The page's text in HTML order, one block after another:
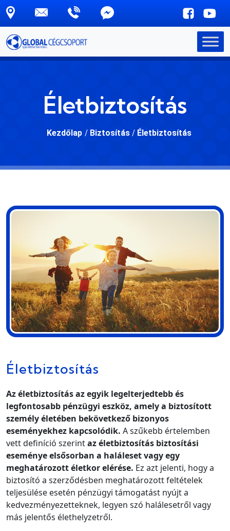
Skip to main content
Életbiztosítás
Kezdőlap / Biztosítás / Életbiztosítás
Életbiztosítás
Az életbiztosítás az egyik legelterjedtebb és
legfontosabb pénzügyi eszköz, amely a biztosított
személy életében bekövetkező bizonyos
eseményekhez kapcsolódik. A szűkebb értelemben
vett definíció szerintaz életbiztosítás biztosítási
eseménye elsősorban a haláleset vagy egy
meghatározott életkor elérése. Ez azt jelenti, hogy a
biztosító a szerződésben meghatározott feltételek
teljesülése esetén pénzügyi támogatást nyújt a
kedvezményezetteknek, legyen szó halálesetről vagy
más jelentős élethelyzetről.